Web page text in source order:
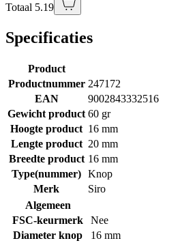
Totaal 5.19
Specificaties
Product
Productnummer 247172
EAN
9002843332516
Gewicht product 60 gr
Hoogte product 16 mm
Lengte product 20 mm
Breedte product 16 mm
Type(nummer) Knop
Merk
Siro
Algemeen
FSC-keurmerk
Nee
Diameter knop
16 mm